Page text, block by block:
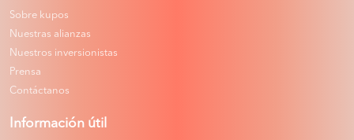
Sobre kupos
Nuestras alianzas
Nuestros inversionistas
Prensa
Contáctanos
Información útil